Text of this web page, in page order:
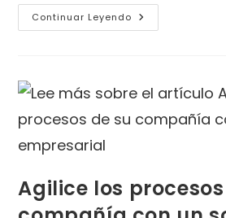
Continuar Leyendo
Agilice los